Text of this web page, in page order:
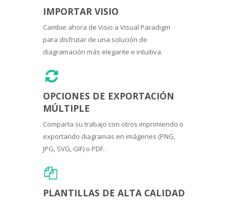
IMPORTAR VISIO
Cambie ahora de Visio a Visual Paradigm
para disfrutar de una solución de
diagramación más elegante e intuitiva.
OPCIONES DE EXPORTACIÓN
MÚLTIPLE
Comparta su trabajo con otros imprimiendo o
exportando diagramas en imágenes (PNG,
JPG, SVG, GIF) o PDF.
PLANTILLAS DE ALTA CALIDAD